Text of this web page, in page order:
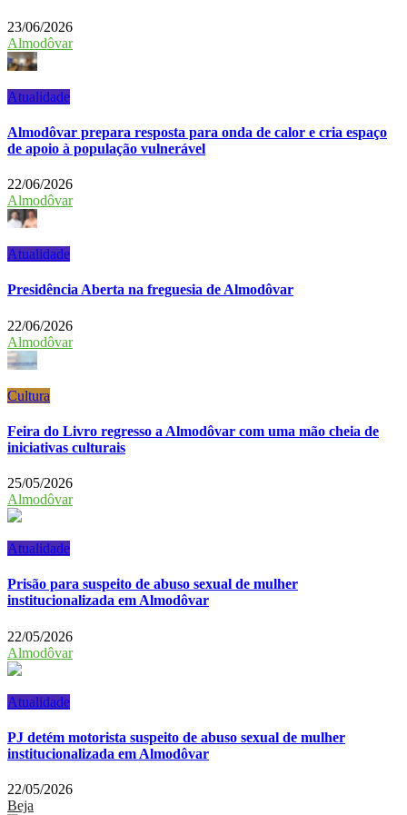
23/06/2026
Almodôvar
Atualidade
Almodôvar prepara resposta para onda de calor e cria espaço
de apoio à população vulnerável
22/06/2026
Almodôvar
Atualidade
Presidência Aberta na freguesia de Almodôvar
22/06/2026
Almodôvar
Cultura
Feira do Livro regresso a Almodôvar com uma mão cheia de
iniciativas culturais
25/05/2026
Almodôvar
Atualidade
Prisão para suspeito de abuso sexual de mulher
institucionalizada em Almodôvar
22/05/2026
Almodôvar
Atualidade
PJ detém motorista suspeito de abuso sexual de mulher
institucionalizada em Almodôvar
22/05/2026
Beja